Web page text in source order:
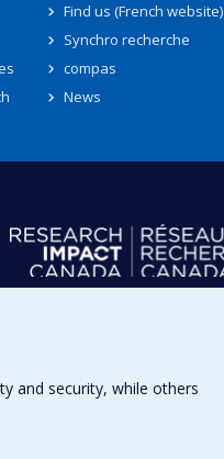
Find us (French website)
Synchro recherche
compas
News
and security, while others